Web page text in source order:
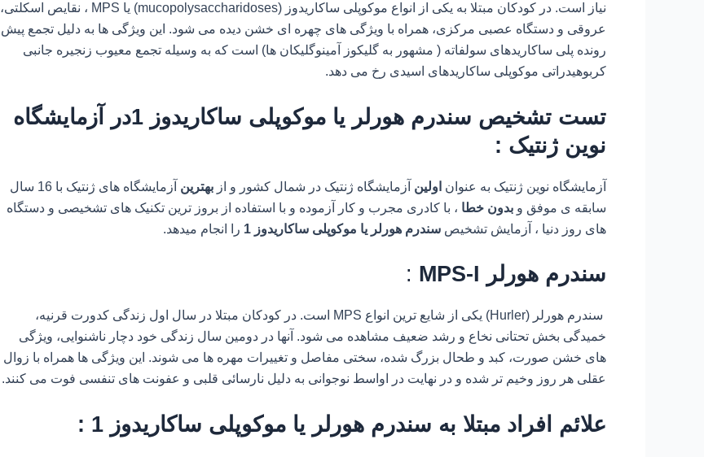
نیاز است. در کودکان مبتلا به یکی از انواع موکوپلی ساکاریدوز (mucopolysaccharidoses) یا MPS ، نقایص اسکلتی،
عروقی و دستگاه عصبی مرکزی، همراه با ویژگی های چهره ای خشن دیده می شود. این ویژگی ها به دلیل تجمع پیش
رونده پلی ساکاریدهای سولفاته ( مشهور به گلیکوز آمینوگلیکان ها) است که به وسیله تجمع معیوب زنجیره جانبی
کربوهیدراتی موکوپلی ساکاریدهای اسیدی رخ می دهد.
تست تشخیص سندرم هورلر یا موکوپلی ساکاریدوز 1در آزمایشگاه
نوین ژنتیک :
آزمایشگاه نوین ژنتیک به عنوان اولین آزمایشگاه ژنتیک در شمال کشور و از بهترین
آزمایشگاه های ژنتیک با 16 سال
سابقه ی موفق و بدون خطا ، با کادری مجرب و کار آزموده و با استفاده از بروز ترین تکنیک های تشخیصی و دستگاه
های روز دنیا ، آزمایش تشخیص سندرم هورلر یا موکوپلی ساکاریدوز 1 را انجام میدهد.
سندرم هورلر MPS-I
:
سندرم هورلر (Hurler) یکی از شایع ترین انواع MPS است. در کودکان مبتلا در سال اول زندگی کدورت قرنیه،
خمیدگی بخش تحتانی نخاع و رشد ضعیف مشاهده می شود. آنها در دومین سال زندگی خود دچار ناشنوایی، ویژگی
های خشن صورت، کبد و طحال بزرگ شده، سختی مفاصل و تغییرات مهره ها می شوند. این ویژگی ها همراه با زوال
عقلی هر روز وخیم تر شده و در نهایت در اواسط نوجوانی به دلیل نارسائی قلبی و عفونت های تنفسی فوت می کنند.
علائم افراد مبتلا به سندرم هورلر یا موکوپلی ساکاریدوز 1 :